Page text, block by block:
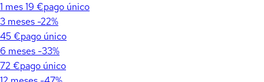
1 mes19 €pago único
3 meses -22%
45 €pago único
6 meses -33%
72 €pago único